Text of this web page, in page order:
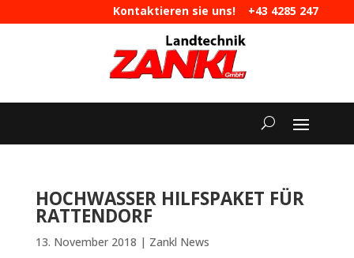
Kontaktieren sie uns! +43 4285 247
|maschinen@landtechnik-zankl.at
HOCHWASSER HILFSPAKET FÜR
RATTENDORF
13. November 2018 | Zankl News